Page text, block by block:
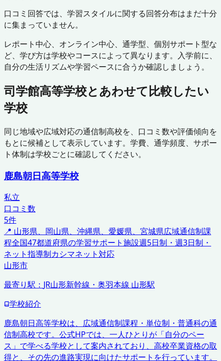
口コミ回答では、学習スタイルに関する回答分布はまだ十分
に集まっていません。
レポート中心、オンライン中心、通学型、個別サポート型な
ど、学び方は学校やコースによって異なります。入学前に、
自分の生活リズムや学習ペースに合うか確認しましょう。
司学館高等学校とあわせて比較したい
学校
同じ地域や広域対応の通信制高校を、口コミ数や評価傾向を
もとに候補として表示しています。学費、通学頻度、サポー
ト体制は学校ごとに確認してください。
鹿島朝日高等学校
私立
口コミ数
5件
📍 山形県、岡山県、沖縄県、愛媛県、宮城県広域通信制課
程全国47都道府県の学習サポート施設週5日制・週3日制・
ネット指導制カシマネット対応
山形市
最寄り駅： JR山形新幹線・奥羽本線 山形駅
学校紹介
鹿島朝日高等学校は、広域通信制課程・単位制・普通科の通
信制高校です。公式HPでは、一人ひとりが「自分のペー
ス」で学べる学校として案内されており、高校卒業資格の取
得と、その先の進路実現に向けたサポートを行っています。